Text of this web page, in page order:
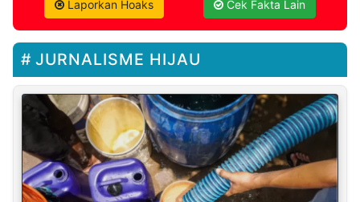
Laporkan Hoaks Cek Fakta Lain
JURNALISME HIJAU